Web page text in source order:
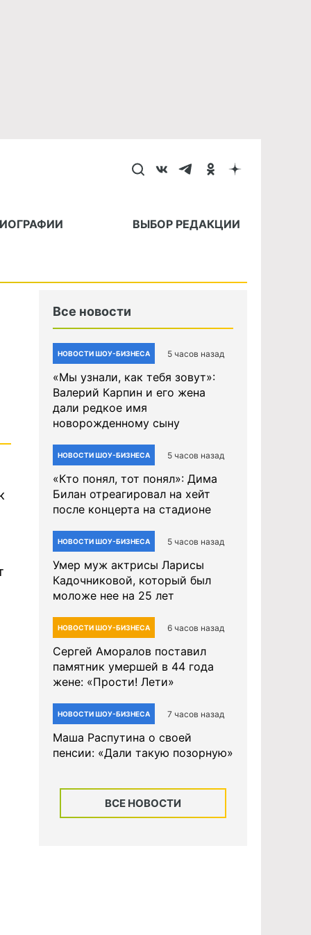
ВЫБОР РЕДАКЦИИ
Все новости
НОВОСТИ ШОУ-БИЗНЕСА 5 часов назад
«Мы узнали, как тебя зовут»:
Валерий Карпин и его жена
дали редкое имя
новорожденному сыну
НОВОСТИ ШОУ-БИЗНЕСА 5 часов назад
«Кто понял, тот понял»: Дима
Билан отреагировал на хейт
после концерта на стадионе
НОВОСТИ ШОУ-БИЗНЕСА 5 часов назад
Умер муж актрисы Ларисы
Кадочниковой, который был
моложе нее на 25 лет
НОВОСТИ ШОУ-БИЗНЕСА 6 часов назад
Сергей Аморалов поставил
памятник умершей в 44 года
жене: «Прости! Лети»
НОВОСТИ ШОУ-БИЗНЕСА 7 часов назад
Маша Распутина о своей
пенсии: «Дали такую позорную»
ВСЕ НОВОСТИ